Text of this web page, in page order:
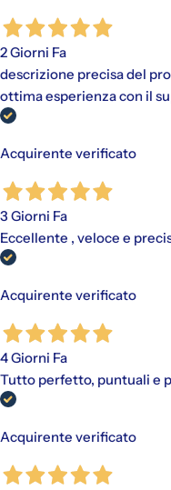
2 Giorni Fa
descrizione precisa del
ottima esperienza con il
Acquirente verificato
3 Giorni Fa
Eccellente , veloce e
Acquirente verificato
4 Giorni Fa
Tutto perfetto, puntuali e
Acquirente verificato